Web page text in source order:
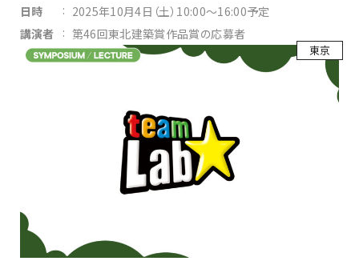
日時 : 2025年10月4日（土）10:00～16:00予定
講演者 : 第46回東北建築賞作品賞の応募者
東京